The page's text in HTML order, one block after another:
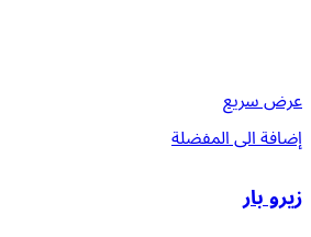
عرض سريع
إضافة الى المفضلة
زيرو بار